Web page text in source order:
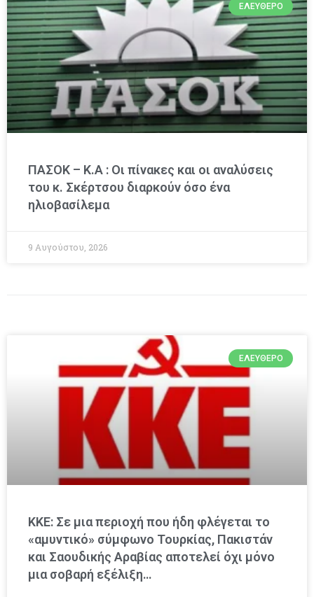
ΕΛΕΎΘΕΡΟ
ΠΑΣΟΚ – Κ.Α : Οι πίνακες και οι αναλύσεις
του κ. Σκέρτσου διαρκούν όσο ένα
ηλιοβασίλεμα
9 Αυγούστου, 2026
ΕΛΕΎΘΕΡΟ
ΚΚΕ: Σε μια περιοχή που ήδη φλέγεται το
«αμυντικό» σύμφωνο Τουρκίας, Πακιστάν
και Σαουδικής Αραβίας αποτελεί όχι μόνο
μια σοβαρή εξέλιξη…